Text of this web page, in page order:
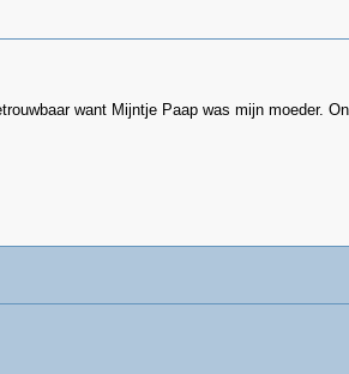
want Mijntje Paap was mijn moeder.